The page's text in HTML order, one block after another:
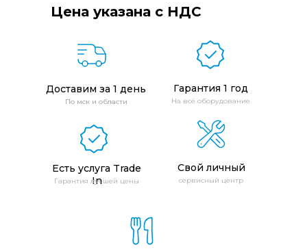
Доставим за 1 день
По мск и области
Гарантия 1 год
На всё оборудование
Есть услуга Trade
In
Гарантия лучшей цены
Свой личный
сервисный центр
Цена указана с НДС